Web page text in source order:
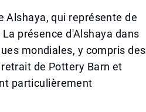
Alshaya, qui représente de
présence d'Alshaya dans
mondiales, y compris des
de Pottery Barn et
particulièrement